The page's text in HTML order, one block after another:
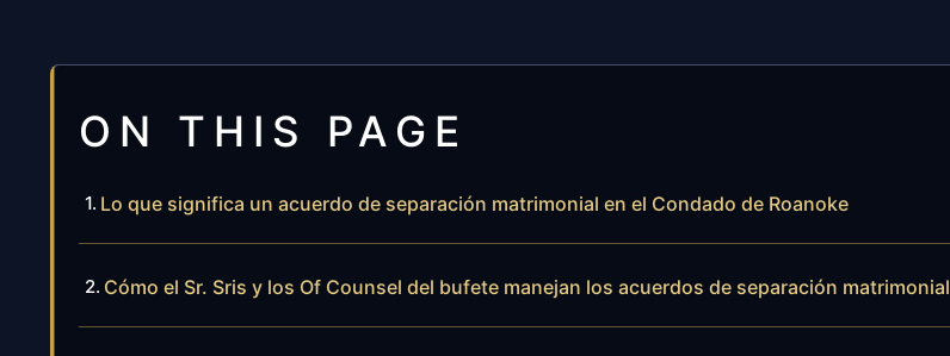
ON THIS PAGE
Lo que significa un acuerdo de separación matrimonial en el Condado de Roanoke
Cómo el Sr. Sris y los Of Counsel del bufete manejan los acuerdos de separación matrimonial